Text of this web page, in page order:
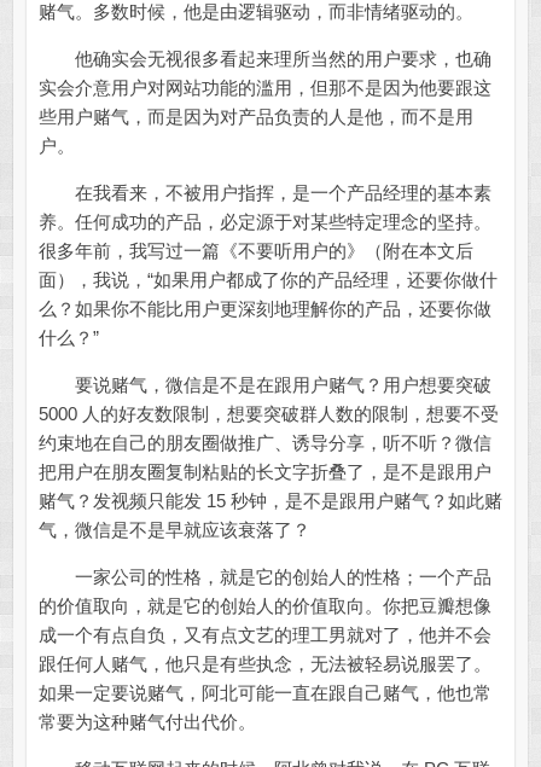
赌气。多数时候，他是由逻辑驱动，而非情绪驱动的。
他确实会无视很多看起来理所当然的用户要求，也确
实会介意用户对网站功能的滥用，但那不是因为他要跟这
些用户赌气，而是因为对产品负责的人是他，而不是用
户。
在我看来，不被用户指挥，是一个产品经理的基本素
养。任何成功的产品，必定源于对某些特定理念的坚持。
很多年前，我写过一篇《不要听用户的》（附在本文后
面），我说，“如果用户都成了你的产品经理，还要你做什
么？如果你不能比用户更深刻地理解你的产品，还要你做
什么？”
要说赌气，微信是不是在跟用户赌气？用户想要突破
5000 人的好友数限制，想要突破群人数的限制，想要不受
约束地在自己的朋友圈做推广、诱导分享，听不听？微信
把用户在朋友圈复制粘贴的长文字折叠了，是不是跟用户
赌气？发视频只能发 15 秒钟，是不是跟用户赌气？如此赌
气，微信是不是早就应该衰落了？
一家公司的性格，就是它的创始人的性格；一个产品
的价值取向，就是它的创始人的价值取向。你把豆瓣想像
成一个有点自负，又有点文艺的理工男就对了，他并不会
跟任何人赌气，他只是有些执念，无法被轻易说服罢了。
如果一定要说赌气，阿北可能一直在跟自己赌气，他也常
常要为这种赌气付出代价。